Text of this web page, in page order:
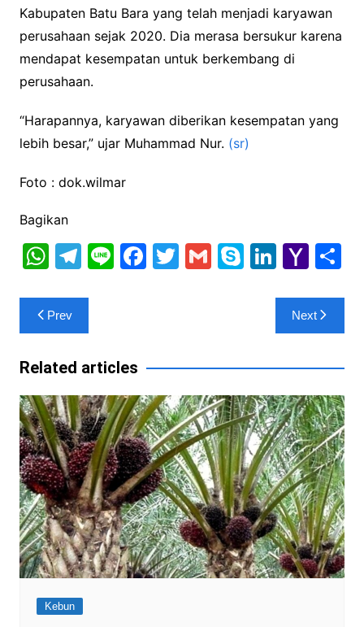
Kabupaten Batu Bara yang telah menjadi karyawan
perusahaan sejak 2020. Dia merasa bersukur karena
mendapat kesempatan untuk berkembang di
perusahaan.
“Harapannya, karyawan diberikan kesempatan yang
lebih besar,” ujar Muhammad Nur. (sr)
Foto : dok.wilmar
Bagikan
W
at
s
A
p
T
e
gr
a
Li F
b
o
k
T G S
e
Li
k
e
dI
Y
h
o
o
ai
l
S
e
Post
navigation
Prev Next
Related articles
Kebun